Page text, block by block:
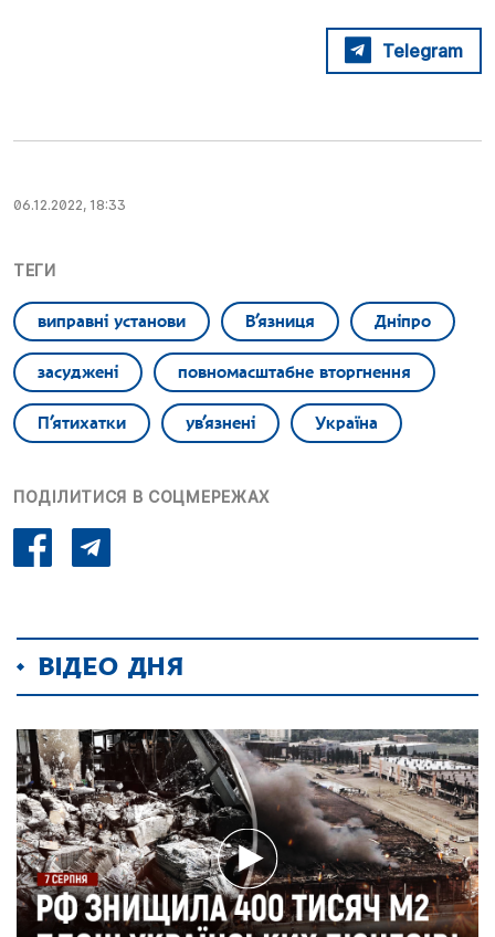
Telegram
06.12.2022, 18:33
ТЕГИ
виправні установи В’язниця Дніпро
засуджені повномасштабне вторгнення
П’ятихатки ув’язнені Україна
ПОДІЛИТИСЯ В СОЦМЕРЕЖАХ
ВІДЕО ДНЯ